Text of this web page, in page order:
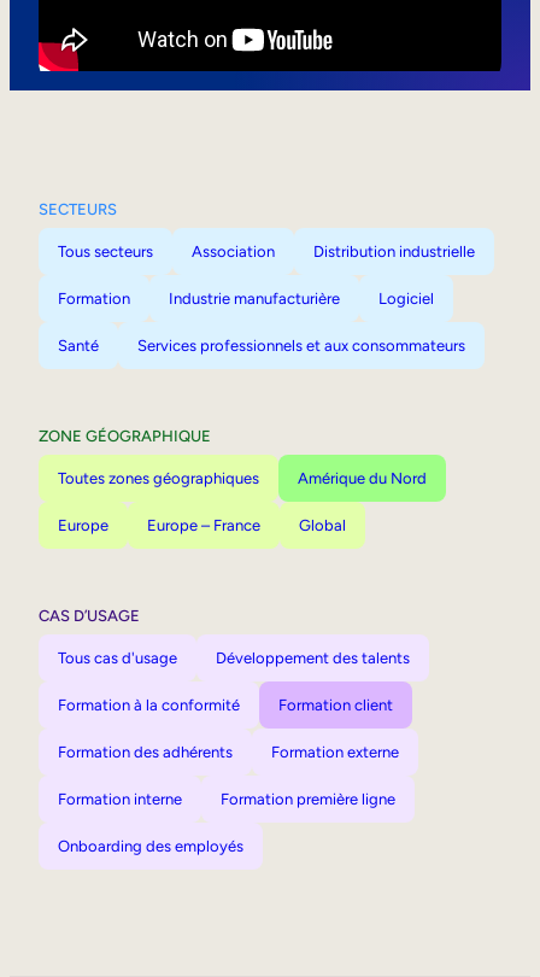
SECTEURS
Tous secteurs Association Distribution industrielle
Formation Industrie manufacturière Logiciel
Santé Services professionnels et aux consommateurs
ZONE GÉOGRAPHIQUE
Toutes zones géographiques Amérique du Nord
Europe Europe – France Global
CAS D’USAGE
Tous cas d'usage Développement des talents
Formation à la conformité Formation client
Formation des adhérents Formation externe
Formation interne Formation première ligne
Onboarding des employés